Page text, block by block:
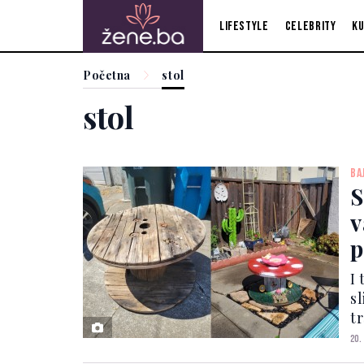
Lifestyle Celebrity
Početna stol
stol
I
20.